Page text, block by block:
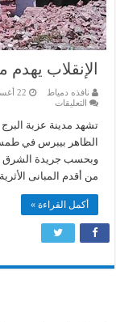
الإنقلاب يهدم
نافذه دمياط 22 أغسطس، 2016
التعليقاتعلى
يهدم
أثريا
بعزبة
البرج
مغلقة
تشهد مدينة عزبة
الظاهر بيبرس في
وبحسب جريدة الشرق
من أقدم المبانى
أكمل القراءة »